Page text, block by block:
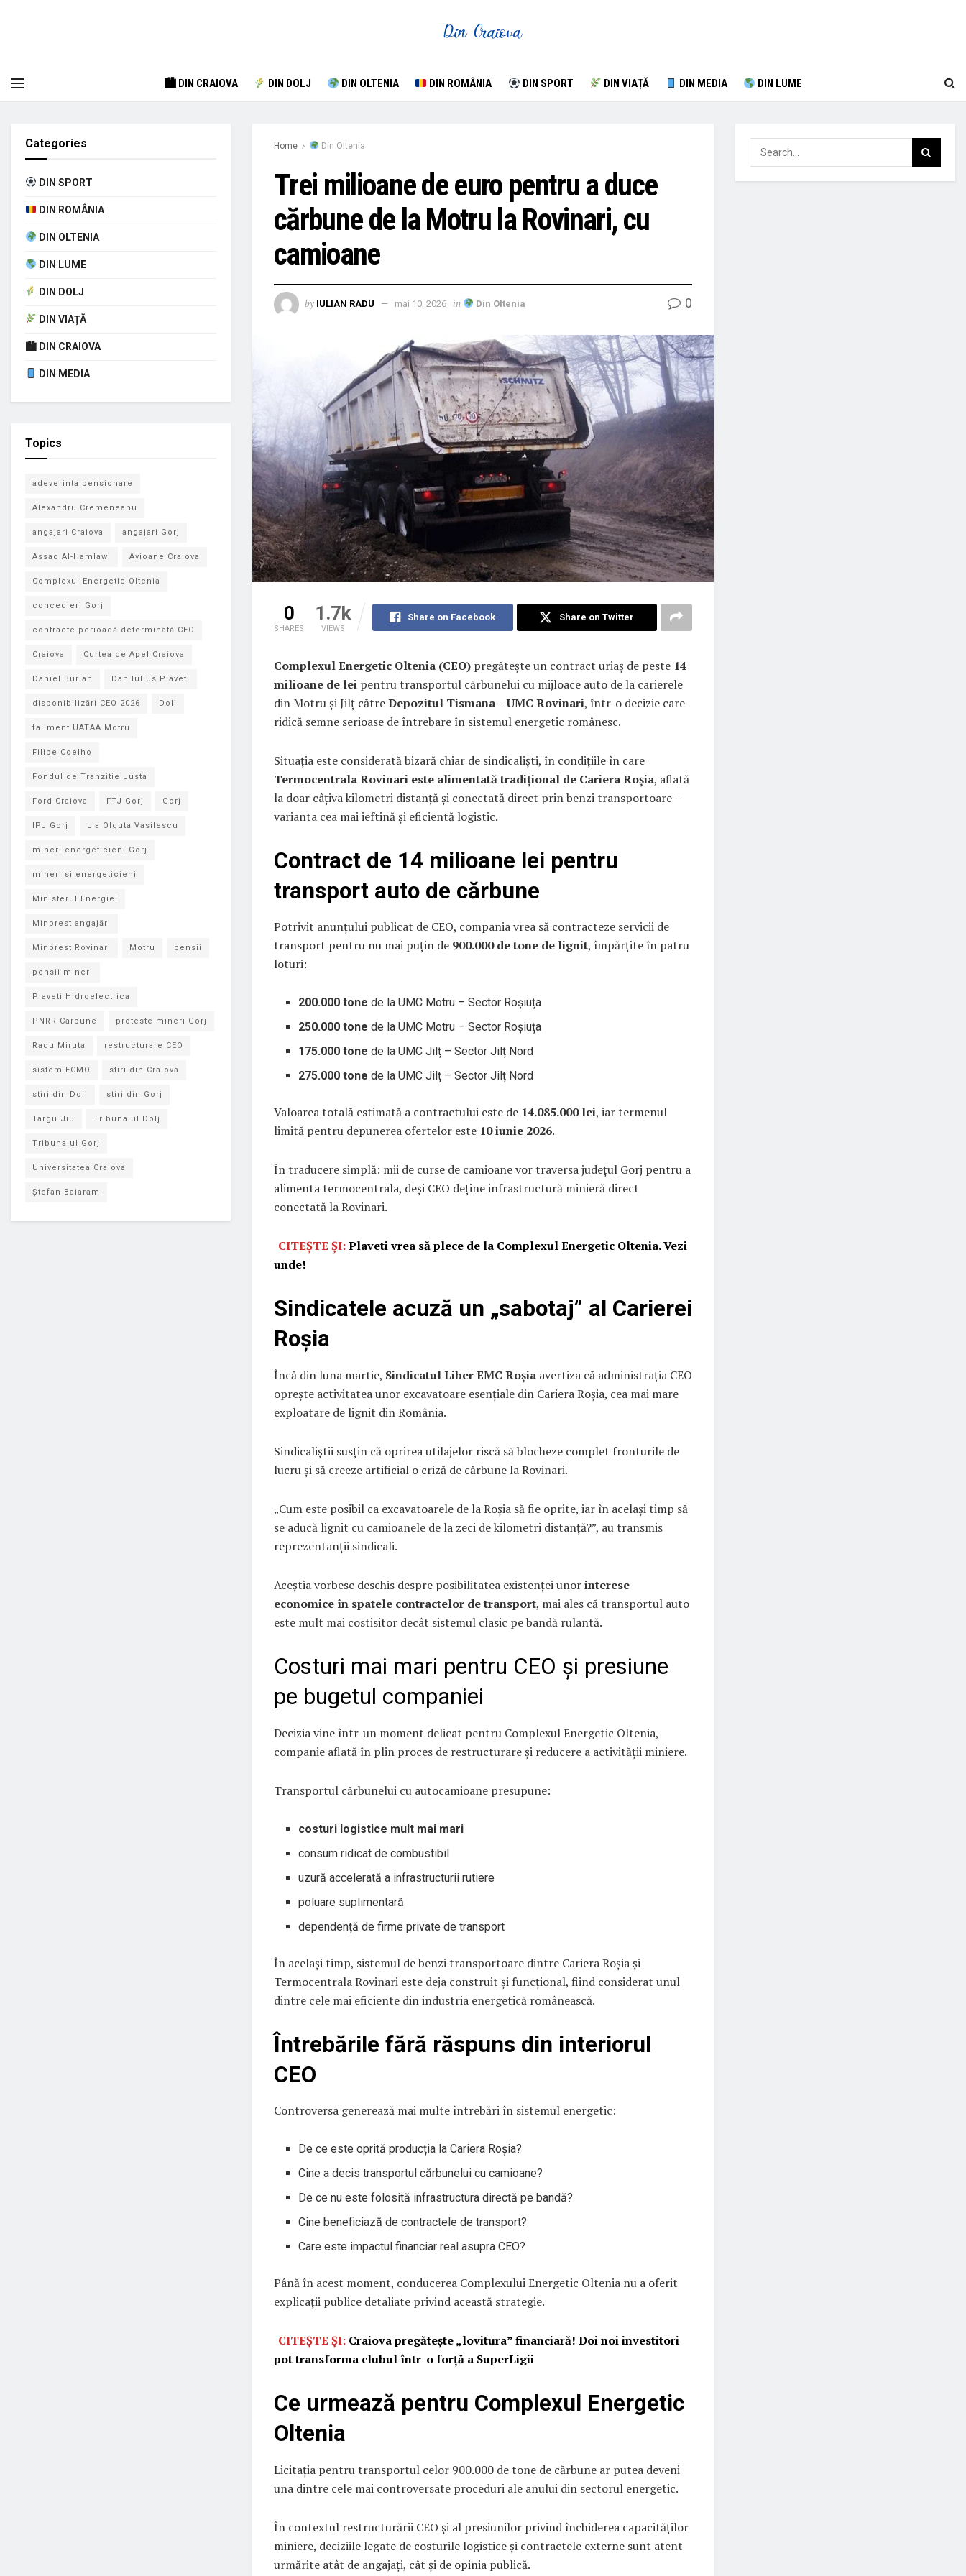
🏙 DIN CRAIOVA DIN DOLJ DIN OLTENIA DIN ROMÂNIA DIN SPORT DIN VIAȚĂ DIN MEDIA DIN LUME
Home Din Oltenia
Trei milioane de euro pentru a duce
cărbune de la Motru la Rovinari, cu
camioane
by IULIAN RADU mai 10, 2026 in Din Oltenia 0
0
SHARES
1.7k
VIEWS
Share on Facebook Share on Twitter
Complexul Energetic Oltenia (CEO) pregătește un contract uriaș de peste 14
milioane de lei pentru transportul cărbunelui cu mijloace auto de la carierele
din Motru și Jilț cătreDepozitul Tismana – UMC Rovinari, într-o decizie care
ridică semne serioase de întrebare în sistemul energetic românesc.
Situația este considerată bizară chiar de sindicaliști, în condițiile în care
Termocentrala Rovinari este alimentată tradițional de Cariera Roșia, aflată
la doar câțiva kilometri distanță și conectată direct prin benzi transportoare –
varianta cea mai ieftină și eficientă logistic.
Contract de 14 milioane lei pentru
transport auto de cărbune
Potrivit anunțului publicat de CEO, compania vrea să contracteze servicii de
transport pentru nu mai puțin de 900.000 de tone de lignit, împărțite în patru
loturi:
200.000 tone de la UMC Motru – Sector Roșiuța
250.000 tone de la UMC Motru – Sector Roșiuța
175.000 tone de la UMC Jilț – Sector Jilț Nord
275.000 tone de la UMC Jilț – Sector Jilț Nord
Valoarea totală estimată a contractului este de 14.085.000 lei, iar termenul
limită pentru depunerea ofertelor este 10 iunie 2026.
În traducere simplă: mii de curse de camioane vor traversa județul Gorj pentru a
alimenta termocentrala, deși CEO deține infrastructură minieră direct
conectată la Rovinari.
CITEȘTE ȘI:Plaveti vrea să plece de la Complexul Energetic Oltenia. Vezi
unde!
Sindicatele acuză un „sabotaj” al Carierei
Roșia
Încă din luna martie, Sindicatul Liber EMC Roșia avertiza că administrația CEO
oprește activitatea unor excavatoare esențiale din Cariera Roșia, cea mai mare
exploatare de lignit din România.
Sindicaliștii susțin că oprirea utilajelor riscă să blocheze complet fronturile de
lucru și să creeze artificial o criză de cărbune la Rovinari.
„Cum este posibil ca excavatoarele de la Roșia să fie oprite, iar în același timp să
se aducă lignit cu camioanele de la zeci de kilometri distanță?”, au transmis
reprezentanții sindicali.
Aceștia vorbesc deschis despre posibilitatea existenței unorinterese
economice în spatele contractelor de transport, mai ales că transportul auto
este mult mai costisitor decât sistemul clasic pe bandă rulantă.
Costuri mai mari pentru CEO și presiune
pe bugetul companiei
Decizia vine într-un moment delicat pentru Complexul Energetic Oltenia,
companie aflată în plin proces de restructurare și reducere a activității miniere.
Transportul cărbunelui cu autocamioane presupune:
costuri logistice mult mai mari
consum ridicat de combustibil
uzură accelerată a infrastructurii rutiere
poluare suplimentară
dependență de firme private de transport
În același timp, sistemul de benzi transportoare dintre Cariera Roșia și
Termocentrala Rovinari este deja construit și funcțional, fiind considerat unul
dintre cele mai eficiente din industria energetică românească.
Întrebările fără răspuns din interiorul
CEO
Controversa generează mai multe întrebări în sistemul energetic:
De ce este oprită producția la Cariera Roșia?
Cine a decis transportul cărbunelui cu camioane?
De ce nu este folosită infrastructura directă pe bandă?
Cine beneficiază de contractele de transport?
Care este impactul financiar real asupra CEO?
Până în acest moment, conducerea Complexului Energetic Oltenia nu a oferit
explicații publice detaliate privind această strategie.
CITEȘTE ȘI: Craiova pregătește „lovitura” financiară! Doi noi investitori
pot transforma clubul într-o forță a SuperLigii
Ce urmează pentru Complexul Energetic
Oltenia
Licitația pentru transportul celor 900.000 de tone de cărbune ar putea deveni
una dintre cele mai controversate proceduri ale anului din sectorul energetic.
În contextul restructurării CEO și al presiunilor privind închiderea capacităților
miniere, deciziile legate de costurile logistice și contractele externe sunt atent
urmărite atât de angajați, cât și de opinia publică.
Categories
DIN SPORT
DIN ROMÂNIA
DIN OLTENIA
DIN LUME
DIN DOLJ
DIN VIAȚĂ
🏙 DIN CRAIOVA
DIN MEDIA
Topics
adeverinta pensionare
Alexandru Cremeneanu
angajari Craiova angajari Gorj
Assad Al-Hamlawi Avioane Craiova
Complexul Energetic Oltenia
concedieri Gorj
contracte perioadă determinată CEO
Craiova Curtea de Apel Craiova
Daniel Burlan Dan Iulius Plaveti
disponibilizări CEO 2026 Dolj
faliment UATAA Motru
Filipe Coelho
Fondul de Tranzitie Justa
Ford Craiova FTJ Gorj Gorj
IPJ Gorj Lia Olguta Vasilescu
mineri energeticieni Gorj
mineri si energeticieni
Ministerul Energiei
Minprest angajări
Minprest Rovinari Motru pensii
pensii mineri
Plaveti Hidroelectrica
PNRR Carbune proteste mineri Gorj
Radu Miruta restructurare CEO
sistem ECMO stiri din Craiova
stiri din Dolj stiri din Gorj
Targu Jiu Tribunalul Dolj
Tribunalul Gorj
Universitatea Craiova
Ștefan Baiaram